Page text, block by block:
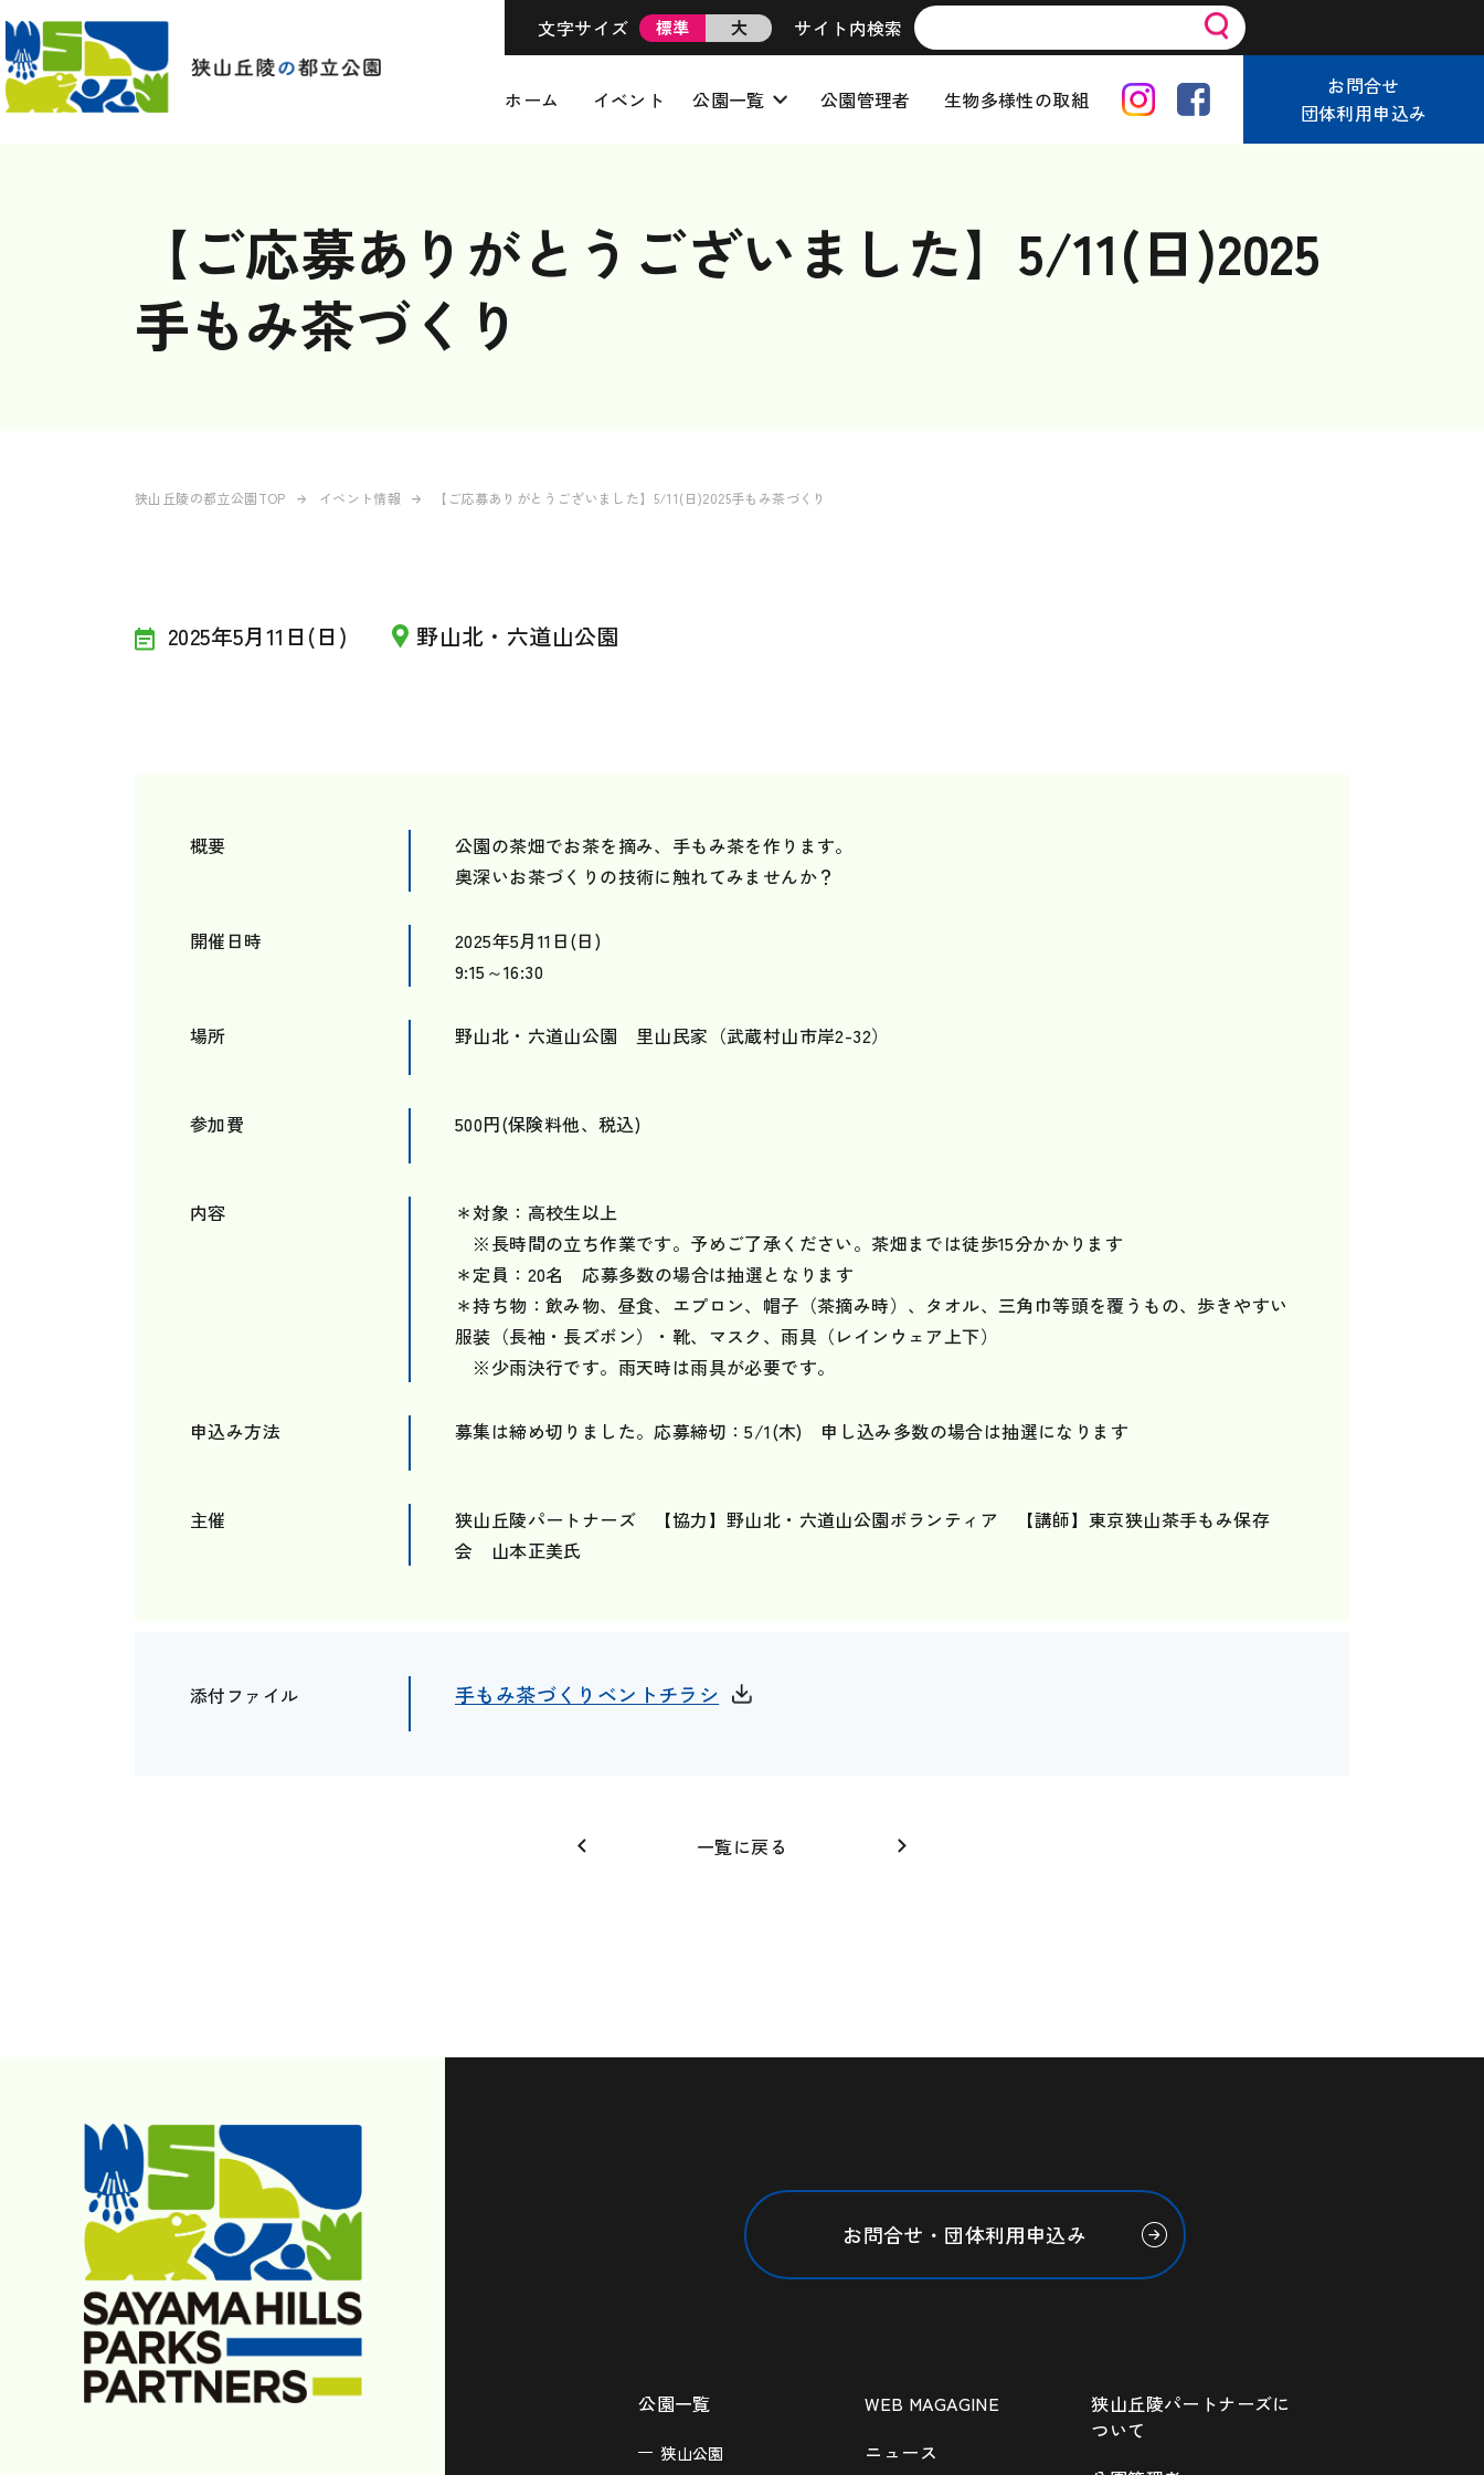
文字サイズ 標準 大 サイト内検索
ホーム イベント 公園一覧 公園管理者 生物多様性の取組
お問合せ
団体利用申込み
【ご応募ありがとうございました】5/11(日)2025
手もみ茶づくり
狭山丘陵の都立公園TOP イベント情報 【ご応募ありがとうございました】5/11(日)2025手もみ茶づくり
2025年5月11日(日) 野山北・六道山公園
概要
公園の茶畑でお茶を摘み、手もみ茶を作ります。
奥深いお茶づくりの技術に触れてみませんか？
開催日時
2025年5月11日(日)
9:15～16:30
場所 野山北・六道山公園 里山民家（武蔵村山市岸2-32）
参加費 500円(保険料他、税込)
内容
＊対象：高校生以上
※長時間の立ち作業です。予めご了承ください。茶畑までは徒歩15分かかります
＊定員：20名 応募多数の場合は抽選となります
＊持ち物：飲み物、昼食、エプロン、帽子（茶摘み時）、タオル、三角巾等頭を覆うもの、歩きやすい
服装（長袖・長ズボン）・靴、マスク、雨具（レインウェア上下）
※少雨決行です。雨天時は雨具が必要です。
申込み方法 募集は締め切りました。応募締切：5/1(木) 申し込み多数の場合は抽選になります
主催
狭山丘陵パートナーズ 【協力】野山北・六道山公園ボランティア 【講師】東京狭山茶手もみ保存
会 山本正美氏
添付ファイル 手もみ茶づくりベントチラシ
一覧に戻る
お問合せ・団体利用申込み
公園一覧
狭山公園
WEB MAGAGINE
ニュース
狭山丘陵パートナーズに
ついて